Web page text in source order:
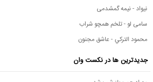
نیواد - نیمه گمشدمی
سامی لو - تلخم همچو شراب
محمود التركي - عاشق مجنون
جدیدترین ها در نکست وان